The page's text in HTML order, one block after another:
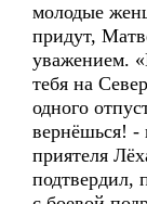
молодые
придут,
уважением.
тебя на
одного
вернёшься! -
приятеля
подтвердил,